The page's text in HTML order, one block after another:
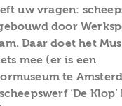
uw vragen:
door
Daar doet het
mee (er is een
te
‘De